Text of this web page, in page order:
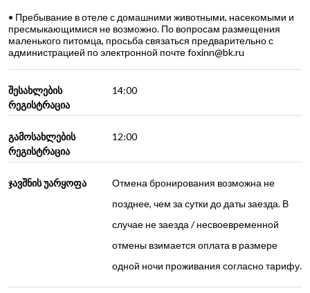
• Пребывание в отеле с домашними животными, насекомыми и
пресмыкающимися не возможно. По вопросам размещения
маленького питомца, просьба связаться предварительно с
администрацией по электронной почте foxinn@bk.ru
შესახლების
რეგისტრაცია
14:00
გამოსახლების
რეგისტრაცია
12:00
ჯავშნის უარყოფა
Отмена бронирования возможна не
позднее, чем за сутки до даты заезда. В
случае не заезда / несвоевременной
отмены взимается оплата в размере
одной ночи проживания согласно тарифу.